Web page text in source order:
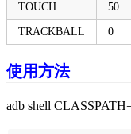
TOUCH 50
TRACKBALL 0
使用方法
adb shell